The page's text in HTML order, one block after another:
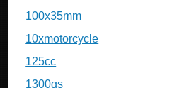
100x35mm
10xmotorcycle
125cc
1300gs